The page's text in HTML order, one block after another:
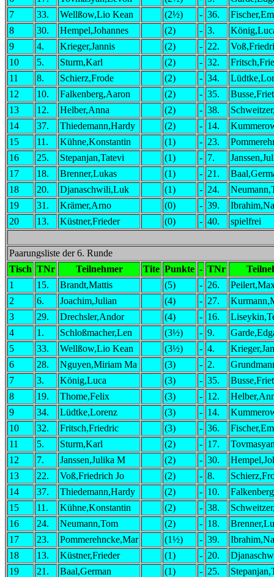
7
33. Wellßow,Lio Kean (2½) - 36.
8
30. Hempel,Johannes (2) - 3.
9
4. Krieger,Jannis (2) - 22.
10
5. Sturm,Karl (2) - 32.
11
8. Schierz,Frode (2) - 34.
12
10. Falkenberg,Aaron (2) - 35.
13
12. Helber,Anna (2) - 38.
14
37. Thiedemann,Hardy (2) - 14.
15
11. Kühne,Konstantin (1) - 23.
16
25. Stepanjan,Tatevi (1) - 7.
17
18. Brenner,Lukas (1) - 21.
18
20. Djanaschwili,Luk (1) - 24.
19
31. Krämer,Arno (0) - 39.
20
13. Küstner,Frieder (0) - 40. spielfrei
Paarungsliste der 6. Runde
Tisch TNr Teilnehmer Tite Punkte - TNr
1
15. Brandt,Mattis (5) - 26.
2
6. Joachim,Julian (4) - 27.
3
29. Drechsler,Andor (4) - 16.
4
1. Schloßmacher,Len (3½) - 9.
5
33. Wellßow,Lio Kean (3½) - 4.
6
28. Nguyen,Miriam Ma (3) - 2.
7
3. König,Luca (3) - 35.
8
19. Thome,Felix (3) - 12.
9
34. Lüdtke,Lorenz (3) - 14.
10
32. Fritsch,Friedric (3) - 36.
11
5. Sturm,Karl (2) - 17.
12
7. Janssen,Julika M (2) - 30.
13
22. Voß,Friedrich Jo (2) - 8.
14
37. Thiedemann,Hardy (2) - 10.
15
11. Kühne,Konstantin (2) - 38.
16
24. Neumann,Tom (2) - 18.
17
23. Pommerehncke,Mar (1½) - 39.
18
13. Küstner,Frieder (1) - 20.
19
21. Baal,German (1) - 25.